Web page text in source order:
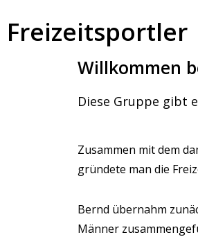
Freizeitsportler
Willkommen
Diese Gruppe gibt
Zusammen mit dem
gründete man die
Bernd übernahm
Männer